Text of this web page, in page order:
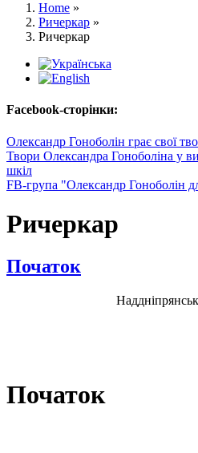
Home »
Ричеркар »
Ричеркар
Facebook-сторінки:
Олександр Гоноболін грає свої
Твори Олександра Гоноболіна у
шкіл
FB-група "Олександр Гоноболін
Ричеркар
Початок
Початок